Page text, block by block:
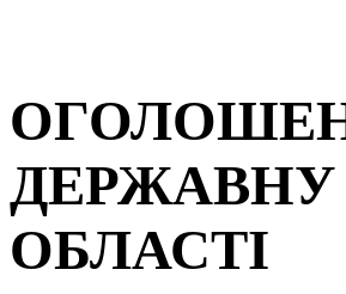
ДЕРЖАВНУ
ОБЛАСТІ